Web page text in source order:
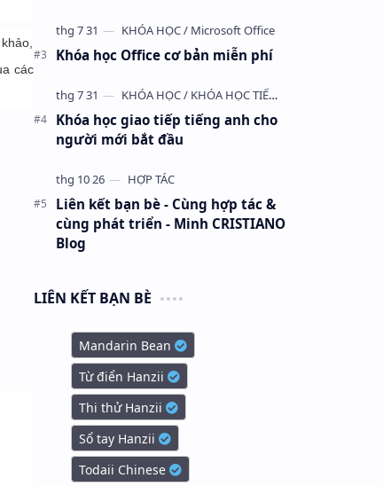
các
Khóa học Office cơ bản miễn phí
Khóa học giao tiếp tiếng anh cho
người mới bắt đầu
Liên kết bạn bè - Cùng hợp tác &
cùng phát triển - Minh CRISTIANO
Blog
LIÊN KẾT BẠN BÈ
Mandarin Bean
Từ điển Hanzii
Thi thử Hanzii
Sổ tay Hanzii
Todaii Chinese